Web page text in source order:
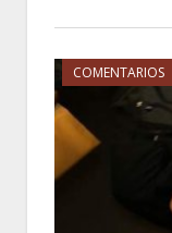
COMENTARIOS